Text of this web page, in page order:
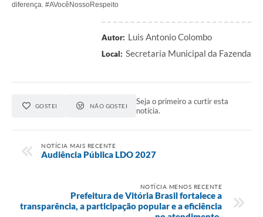
diferença. #AVocêNossoRespeito
Autor: Luis Antonio Colombo
Local: Secretaria Municipal da Fazenda
GOSTEI NÃO GOSTEI
Seja o primeiro a curtir esta
notícia.
NOTÍCIA MAIS RECENTE
Audiência Pública LDO 2027
NOTÍCIA MENOS RECENTE
Prefeitura de Vitória Brasil fortalece a
transparência, a participação popular e a eficiência